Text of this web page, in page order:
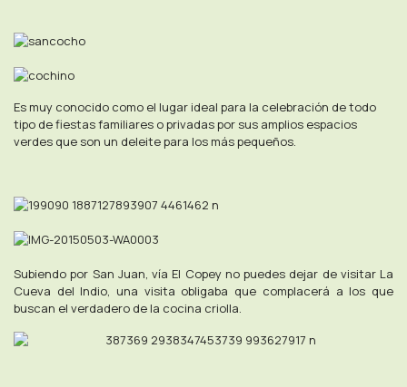
Es muy conocido como el lugar ideal para la celebración de todo
tipo de fiestas familiares o privadas por sus amplios espacios
verdes que son un deleite para los más pequeños.
Subiendo por San Juan, vía El Copey no puedes dejar de visitar La
Cueva del Indio, una visita obligaba que complacerá a los que
buscan el verdadero de la cocina criolla.